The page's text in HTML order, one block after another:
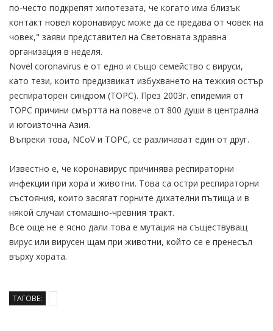
по-често подкрепят хипотезата, че когато има близък
контакт новел коронавирус може да се предава от човек на
човек," заяви представител на Световната здравна
организация в неделя.
Novel coronavirus е от едно и също семейство с вируси,
като тези, които предизвикат избухването на тежкия остър
респираторен синдром (ТОРС). През 2003г. епидемия от
ТОРС причини смъртта на повече от 800 души в централна
и югоизточна Азия.
Въпреки това, NCoV и ТОРС, се различават един от друг.
Известно е, че коронавирус причинява респираторни
инфекции при хора и животни. Това са остри респираторни
състояния, които засягат горните дихателни пътища и в
някой случаи стомашно-чревния тракт.
Все още не е ясно дали това е мутация на съществуващ
вирус или вирусен щам при животни, който се е пренесъл
върху хората.
ТАГОВЕ: